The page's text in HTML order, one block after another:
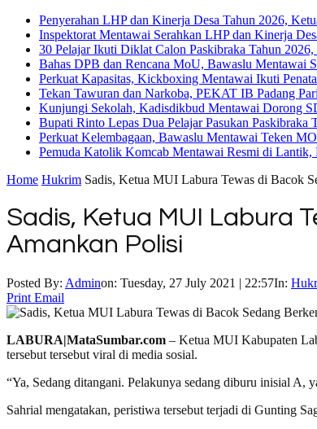
Penyerahan LHP dan Kinerja Desa Tahun 2026,
Inspektorat Mentawai Serahkan LHP dan Kinerja
30 Pelajar Ikuti Diklat Calon Paskibraka Tahun
Bahas DPB dan Rencana MoU, Bawaslu Mentawai
Perkuat Kapasitas, Kickboxing Mentawai Ikuti
Tekan Tawuran dan Narkoba, PEKAT IB Padang
Kunjungi Sekolah, Kadisdikbud Mentawai Dorong
Bupati Rinto Lepas Dua Pelajar Pasukan Paskibraka
Perkuat Kelembagaan, Bawaslu Mentawai Teken
Pemuda Katolik Komcab Mentawai Resmi di Lantik,
Home Hukrim Sadis, Ketua MUI Labura Tewas di Bacok
Sadis, Ketua MUI Labura
Amankan Polisi
Posted By: Adminon: Tuesday, 27 July 2021 | 22:57In:
Print Email
LABURA|MataSumbar.com – Ketua MUI Kabupaten
tersebut tersebut viral di media sosial.
“Ya, Sedang ditangani. Pelakunya sedang diburu inisial
Sahrial mengatakan, peristiwa tersebut terjadi di Gunting